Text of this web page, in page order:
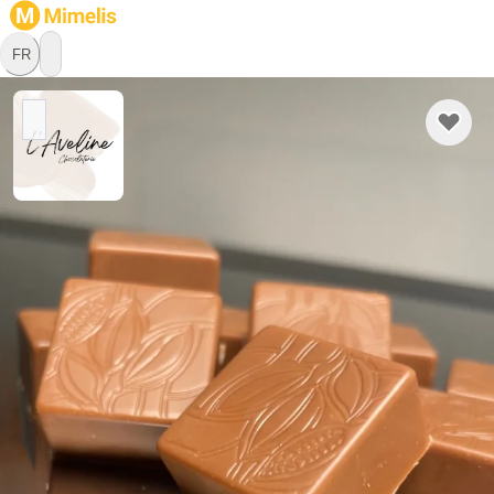
FR
Bonjour ✨
Depuis toute petite, j’ai toujours été attirée par l’univers du
sucré : pâtisseries, glaces, confiseries… C’est donc tout
naturellement que je me suis dirigée vers un CFC de
pâtissière-confiseuse, avec à l’origine une préférence pour
la pâtisserie. Et puis, au fil des années et des expériences,
c’est finalement le chocolat qui a pris de plus en plus de
En savoir plus